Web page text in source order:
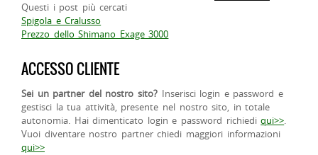
Questi i post più cercati
Spigola e Cralusso
Prezzo dello Shimano Exage 3000
ACCESSO CLIENTE
Sei un partner del nostro sito? Inserisci login e password e
gestisci la tua attività, presente nel nostro sito, in totale
autonomia. Hai dimenticato login e password richiediqui>>.
Vuoi diventare nostro partner chiedi maggiori informazioni
qui>>